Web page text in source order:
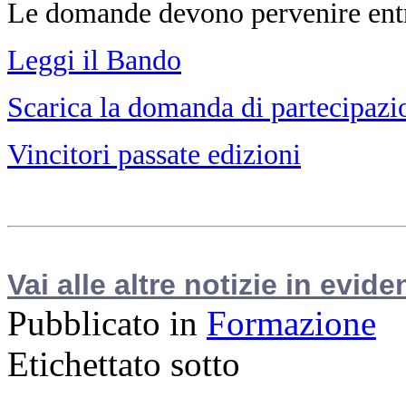
Le domande devono pervenire
Leggi il Bando
Scarica la domanda di
Vincitori passate edizioni
Vai alle altre notizie in
Pubblicato in Formazione
Etichettato sotto